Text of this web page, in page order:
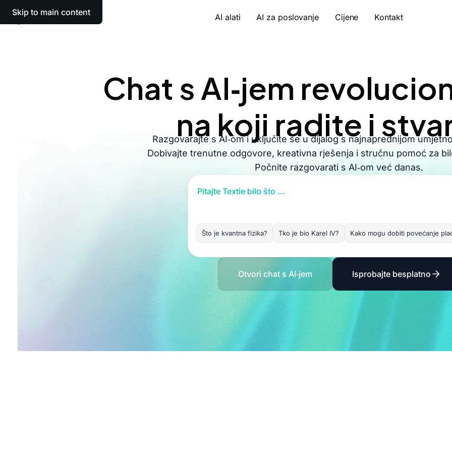
Skip to main content AI alati AI za poslovanje Cijene Kontakt
Chat s AI‑jem
na koji radite i
Razgovarajte s AI‑om i uključite se u dijalog s najnaprednijom
Dobivajte trenutne odgovore, kreativna rješenja i stručnu pomoć za
Počnite razgovarati s AI‑om već danas.
Što je kvantna fizika? Tko je bio Karel IV? Kako mogu dobiti povećanje
Otvori chat s AI‑jem Isprobajte besplatno